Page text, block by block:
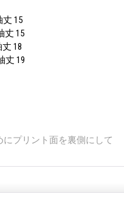
丈 15
丈 15
18
丈 19
プリント面を裏側にして